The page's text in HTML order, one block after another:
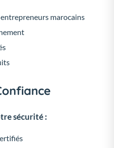
marocains
sécurité :